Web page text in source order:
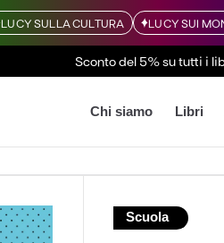
LUCY SULLA CULTURA LUCY SUI
Sconto del 5% su tutti i
Chi siamo Libri
Scuola